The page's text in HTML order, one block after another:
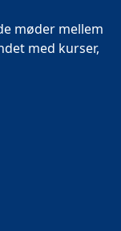
møder mellem
med kurser,